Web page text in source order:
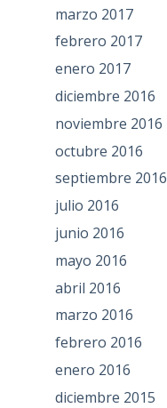
marzo 2017
febrero 2017
enero 2017
diciembre 2016
noviembre 2016
octubre 2016
septiembre 2016
julio 2016
junio 2016
mayo 2016
abril 2016
marzo 2016
febrero 2016
enero 2016
diciembre 2015